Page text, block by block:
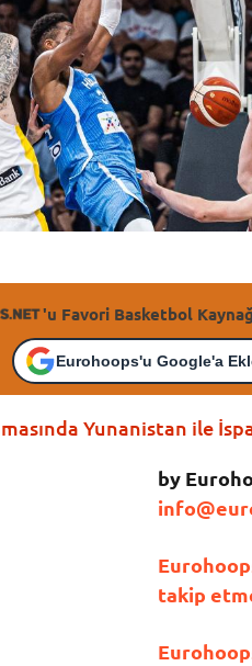
'u Favori Basketbol
Eurohoops'u Google'a
Yunanistan ile
by
takip